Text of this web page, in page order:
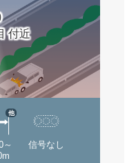
付近
～
他
信号なし